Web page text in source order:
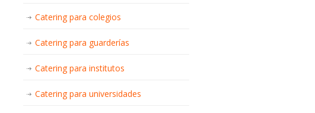
Catering para colegios
Catering para guarderías
Catering para institutos
Catering para universidades